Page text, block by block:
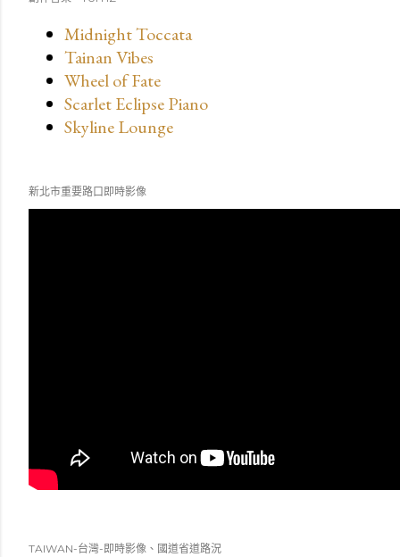
Midnight Toccata
Tainan Vibes
Wheel of Fate
Scarlet Eclipse Piano
Skyline Lounge
新北市重要路口即時影像
TAIWAN-台灣-即時影像、國道省道路況